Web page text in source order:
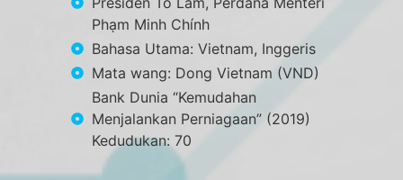
Phạm Minh Chính
Bahasa Utama: Vietnam, Inggeris
Mata wang: Dong Vietnam (VND)
Bank Dunia “Kemudahan
Menjalankan Perniagaan” (2019)
Kedudukan: 70